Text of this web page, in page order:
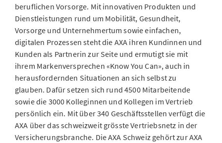
beruflichen Vorsorge. Mit innovativen Produkten und
Dienstleistungen rund um Mobilität, Gesundheit,
Vorsorge und Unternehmertum sowie einfachen,
digitalen Prozessen steht die AXA ihren Kundinnen und
Kunden als Partnerin zur Seite und ermutigt sie mit
ihrem Markenversprechen «Know You Can», auch in
herausfordernden Situationen an sich selbst zu
glauben. Dafür setzen sich rund 4500 Mitarbeitende
sowie die 3000 Kolleginnen und Kollegen im Vertrieb
persönlich ein. Mit über 340 Geschäftsstellen verfügt die
AXA über das schweizweit grösste Vertriebsnetz in der
Versicherungsbranche. Die AXA Schweiz gehört zur AXA